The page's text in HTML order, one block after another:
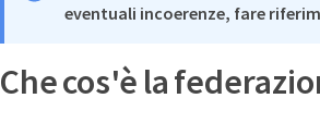
eventuali incoerenze, fare
Che cos'è la